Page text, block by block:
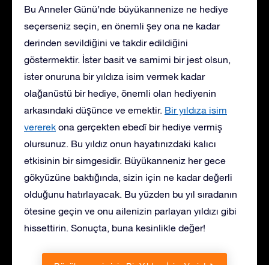
Bu Anneler Günü’nde büyükannenize ne hediye
seçerseniz seçin, en önemli şey ona ne kadar
derinden sevildiğini ve takdir edildiğini
göstermektir. İster basit ve samimi bir jest olsun,
ister onuruna bir yıldıza isim vermek kadar
olağanüstü bir hediye, önemli olan hediyenin
arkasındaki düşünce ve emektir. Bir yıldıza isim
vererek ona gerçekten ebedî bir hediye vermiş
olursunuz. Bu yıldız onun hayatınızdaki kalıcı
etkisinin bir simgesidir. Büyükanneniz her gece
gökyüzüne baktığında, sizin için ne kadar değerli
olduğunu hatırlayacak. Bu yüzden bu yıl sıradanın
ötesine geçin ve onu ailenizin parlayan yıldızı gibi
hissettirin. Sonuçta, buna kesinlikle değer!